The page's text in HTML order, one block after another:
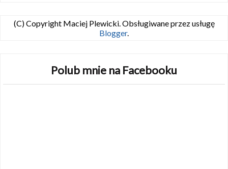
(C) Copyright Maciej Plewicki. Obsługiwane przez usługę
Blogger.
Polub mnie na Facebooku